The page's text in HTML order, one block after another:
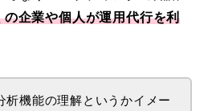
の企業や個人が運用代行を利
析機能の理解というかイメー